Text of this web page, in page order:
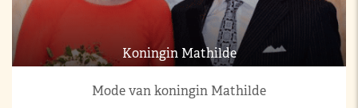
Koningin Mathilde
Mode van koningin Mathilde